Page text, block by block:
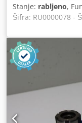
Stanje: rabljeno,
Šifra: RU0000078 -
Korišteno -
stroj: CNC IMA
VENTURE - WEEKE
zainteresirani
Dodpfx Acjv Azgfekjck